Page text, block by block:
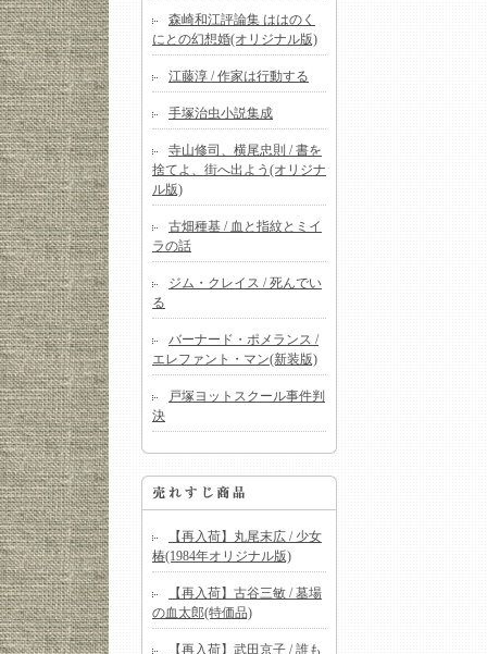
森崎和江評論集 ははのく
にとの幻想婚(オリジナル版)
江藤淳 / 作家は行動する
手塚治虫小説集成
寺山修司、横尾忠則 / 書を
捨てよ、街へ出よう(オリジナ
ル版)
古畑種基 / 血と指紋とミイ
ラの話
ジム・クレイス / 死んでい
る
バーナード・ポメランス /
エレファント・マン(新装版)
戸塚ヨットスクール事件判
決
【再入荷】丸尾末広 / 少女
椿(1984年オリジナル版)
【再入荷】古谷三敏 / 墓場
の血太郎(特価品)
【再入荷】武田京子 / 誰も